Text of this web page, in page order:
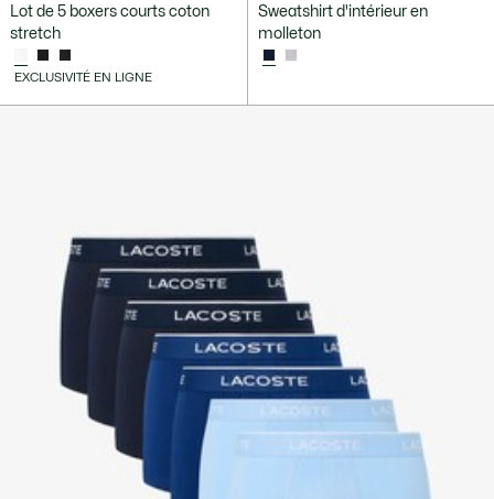
Lot de 5 boxers courts coton
stretch
EXCLUSIVITÉ EN LIGNE
Sweatshirt d'intérieur en
molleton